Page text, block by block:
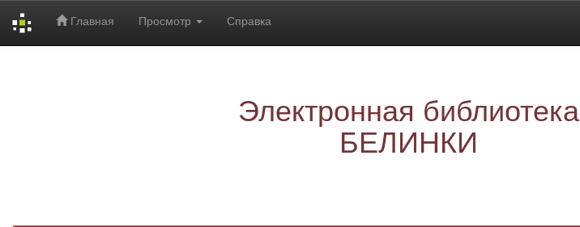
Главная Просмотр Справка
Электронная библиотека
БЕЛИНКИ